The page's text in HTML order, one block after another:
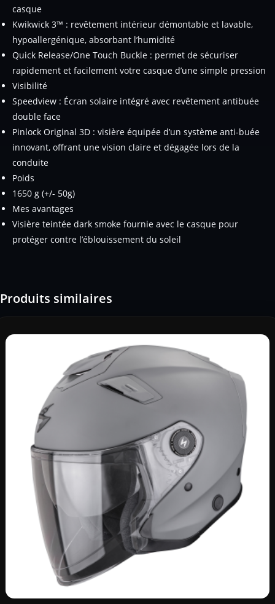
casque
Kwikwick 3™ : revêtement intérieur démontable et lavable,
hypoallergénique, absorbant l’humidité
Quick Release/One Touch Buckle : permet de sécuriser
rapidement et facilement votre casque d’une simple pression
Visibilité
Speedview : Écran solaire intégré avec revêtement antibuée
double face
Pinlock Original 3D : visière équipée d’un système anti-buée
innovant, offrant une vision claire et dégagée lors de la
conduite
Poids
1650 g (+/- 50g)
Mes avantages
Visière teintée dark smoke fournie avec le casque pour
protéger contre l’éblouissement du soleil
Produits similaires